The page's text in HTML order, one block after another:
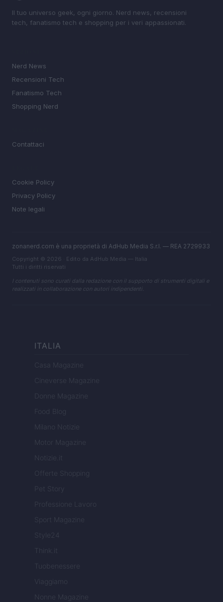
Il tuo universo geek, ogni giorno. Nerd news, recensioni
tech, fanatismo tech e shopping per i veri appassionati.
Nerd News
Recensioni Tech
Fanatismo Tech
Shopping Nerd
Contattaci
Cookie Policy
Privacy Policy
Note legali
zonanerd.com è una proprietà di AdHub Media S.r.l. — REA 2729933
Copyright © 2026 · Edito da AdHub Media — Italia
Tutti i diritti riservati
I contenuti sono curati dalla redazione con il supporto di strumenti digitali e
realizzati in collaborazione con autori indipendenti.
ITALIA
Casa Magazine
Cineverse Magazine
Donne Magazine
Food Blog
Milano Notizie
Motor Magazine
Notizie.it
Offerte Shopping
Pet Story
Professione Lavoro
Sport Magazine
Style24
Think.it
Tuobenessere
Viaggiamo
Nonne Magazine